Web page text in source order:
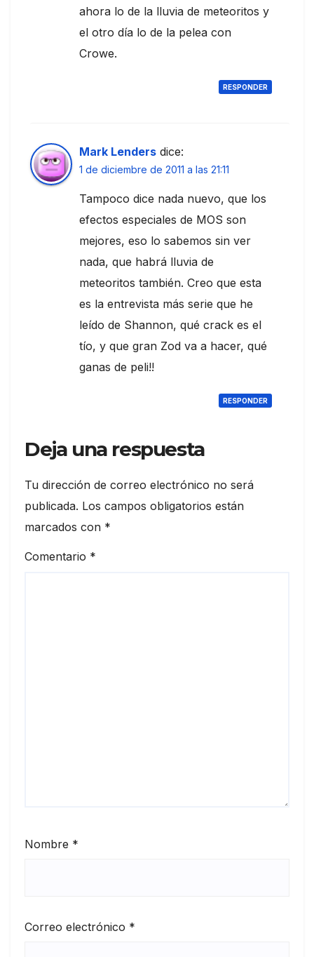
ahora lo de la lluvia de meteoritos y
el otro día lo de la pelea con
Crowe.
RESPONDER
Mark Lenders dice:
1 de diciembre de 2011 a las 21:11
Tampoco dice nada nuevo, que los
efectos especiales de MOS son
mejores, eso lo sabemos sin ver
nada, que habrá lluvia de
meteoritos también. Creo que esta
es la entrevista más serie que he
leído de Shannon, qué crack es el
tío, y que gran Zod va a hacer, qué
ganas de peli!!
RESPONDER
Deja una respuesta
Tu dirección de correo electrónico no será
publicada. Los campos obligatorios están
marcados con *
Comentario *
Nombre *
Correo electrónico *